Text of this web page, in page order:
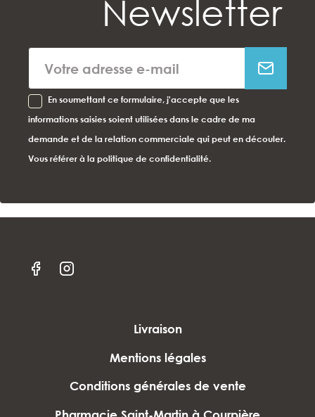
Newsletter
En soumettant ce formulaire, j'accepte que les
informations saisies soient utilisées dans le cadre de ma
demande et de la relation commerciale qui peut en découler.
Vous référer à la politique de confidentialité.
Livraison
Mentions légales
Conditions générales de vente